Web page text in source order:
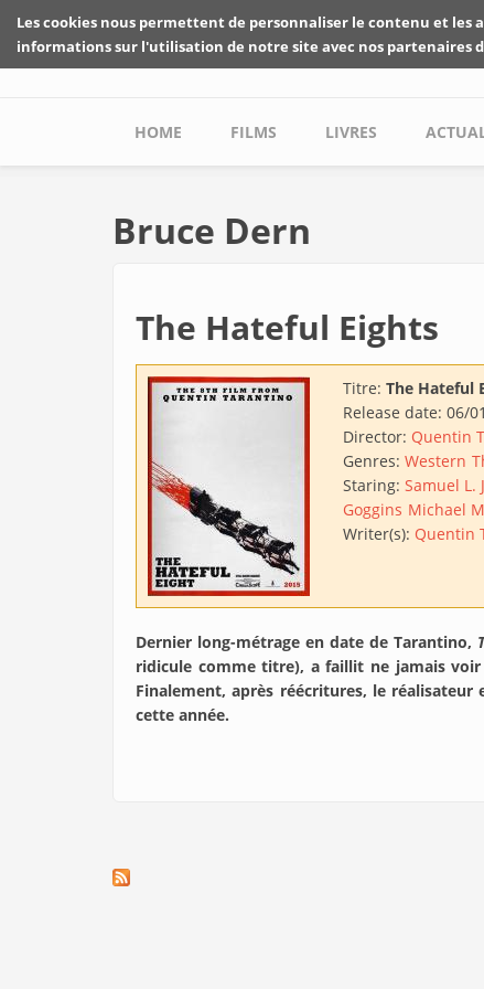
Skip to main content
Main menu
HOME FILMS LIVRES
Bruce Dern
The Hateful Eights
Titre: The Hateful
Release date: 06/
Director: Quentin
Genres: Western
Staring: Samuel L.
Goggins Michael
Writer(s): Quentin
Dernier long-métrage en date de Tarantino,
ridicule comme titre), a faillit ne jamais
Finalement, après réécritures, le
cette année.
Les cookies nous permettent de personnaliser le contenu et
informations sur l'utilisation de notre site avec nos partenaires